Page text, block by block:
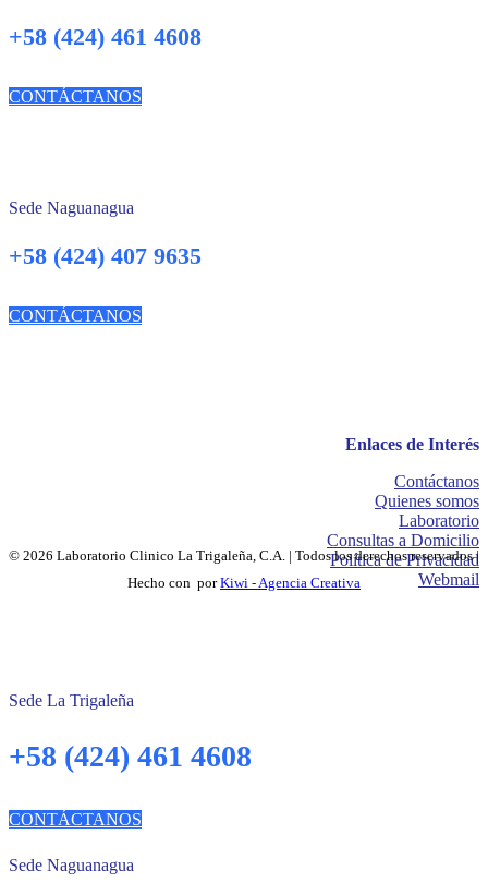
+58 (424) 461 4608
CONTÁCTANOS
Sede Naguanagua
+58 (424) 407 9635
CONTÁCTANOS
Enlaces de Interés
Contáctanos
Quienes somos
Laboratorio
Consultas a Domicilio
Política de Privacidad
Webmail
© 2026 Laboratorio Clinico La Trigaleña, C.A. | Todos los derechos reservados |
Hecho con porKiwi - Agencia Creativa
Sede La Trigaleña
+58 (424) 461 4608
CONTÁCTANOS
Sede Naguanagua